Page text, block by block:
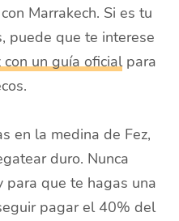
Marrakech. Si es tu
puede que te interese
un guía oficialpara
en la medina de Fez,
duro. Nunca
para que te hagas una
pagar el 40% del